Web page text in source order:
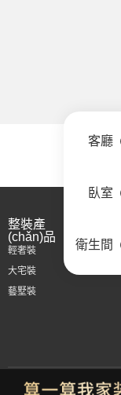
客廳
臥室
衛生間
整裝產
(chǎn)品
輕奢裝
大宅裝
藝墅裝